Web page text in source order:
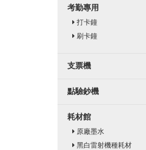
考勤專用
打卡鐘
刷卡鐘
支票機
點驗鈔機
耗材館
原廠墨水
黑白雷射機種耗材